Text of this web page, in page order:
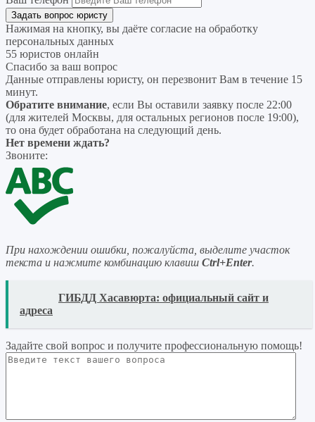
Нажимая на кнопку, вы даёте согласие на обработку
персональных данных
55 юристов онлайн
Спасибо за ваш вопрос
Данные отправлены юристу, он перезвонит Вам в течение 15
минут.
Обратите внимание, если Вы оставили заявку после 22:00
(для жителей Москвы, для остальных регионов после 19:00),
то она будет обработана на следующий день.
Нет времени ждать?
Звоните:
При нахождении ошибки, пожалуйста, выделите участок
текста и нажмите комбинацию клавиш Ctrl+Enter.
ГИБДД Хасавюрта: официальный сайт и
адреса
Задайте свой вопрос и получите профессиональную помощь!